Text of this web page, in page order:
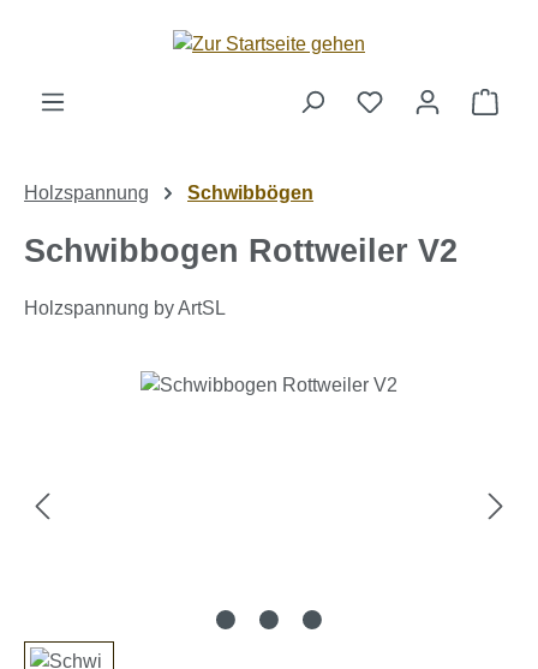
Zum Hauptinhalt springen
Holzspannung Schwibbögen
Schwibbogen Rottweiler V2
Holzspannung by ArtSL
Bildergalerie überspringen